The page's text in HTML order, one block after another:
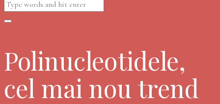
Polinucleotidele,
cel mai nou trend